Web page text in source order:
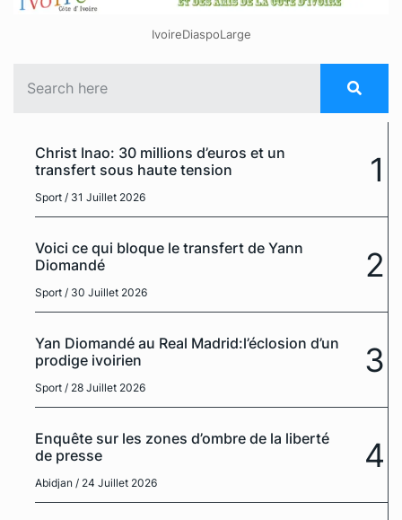
IvoireDiaspoLarge
Christ Inao: 30 millions d’euros et un
transfert sous haute tension
Sport / 31 Juillet 2026
1
Voici ce qui bloque le transfert de Yann
Diomandé
Sport / 30 Juillet 2026
2
Yan Diomandé au Real Madrid:l’éclosion d’un
prodige ivoirien
Sport / 28 Juillet 2026
3
Enquête sur les zones d’ombre de la liberté
de presse
Abidjan / 24 Juillet 2026
4